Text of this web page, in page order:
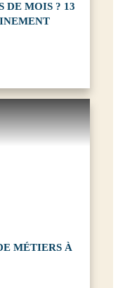
DE MOIS ? 13
MÉTIERS À